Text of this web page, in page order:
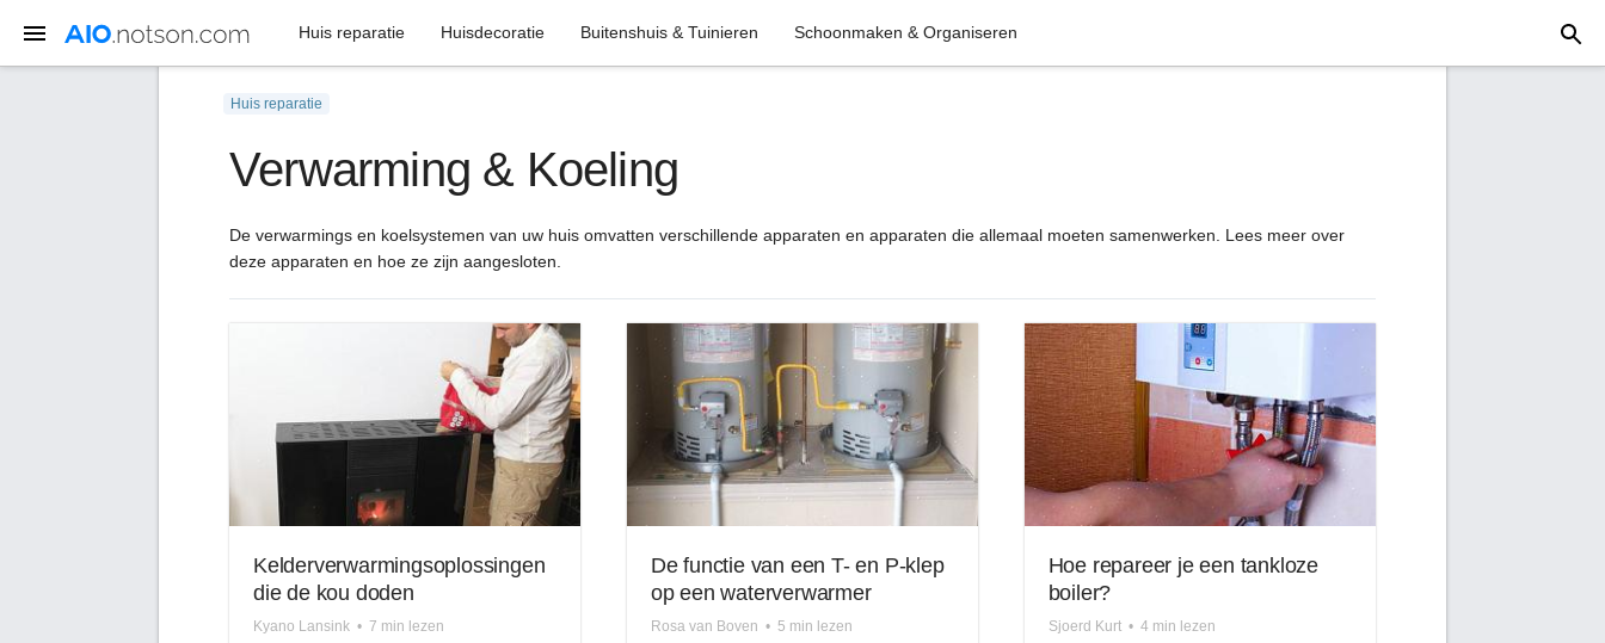
Huis reparatie Huisdecoratie Buitenshuis & Tuinieren Schoonmaken & Organiseren
Huis reparatie
Verwarming & Koeling
De verwarmings en koelsystemen van uw huis omvatten verschillende apparaten en apparaten die allemaal moeten samenwerken. Lees meer over
deze apparaten en hoe ze zijn aangesloten.
Kelderverwarmingsoplossingen
die de kou doden
Kyano Lansink • 7 min lezen
De functie van een T- en P-klep
op een waterverwarmer
Rosa van Boven • 5 min lezen
Hoe repareer je een tankloze
boiler?
Sjoerd Kurt • 4 min lezen